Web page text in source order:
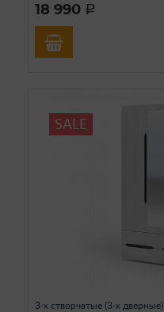
18 990 a
SALE
3-х створчатые (3-х дверные)